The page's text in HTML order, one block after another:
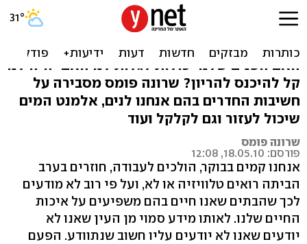
פריון ופנג שואי
האם הפנג שואי יכול להשפיע על הפוריות שלנו?
האם הפנים שלנו יכולות לגלות לנו האם יהיה לנו
קל להיכנס להריון? שרונה פומס מסבירה על
חשיבות החדרים בהם אנחנו לנים, אלמנט המים
שיכול לעזור וגם לקלקל ועוד
שרונה פומס
פורסם: 18.05.10, 12:08
אנחנו קמים בבוקר, הולכים לעבודה, חוזרים בערב
הביתה רואים טלוויזיה או לא, ועל פי רוב לא מודעים
לכך שהבתים שאנו חיים בהם משפיעים על איכות
החיים שלנו. לאותו מידע סמוי מן העין שאנו לא
יודעים שאנו לא יודעים עליו חשוב שנתוודע. הפעם